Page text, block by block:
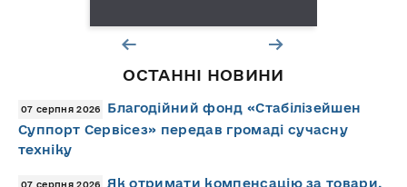
ОСТАННІ НОВИНИ
07 серпня 2026
Благодійний фонд «Стабілізейшен
Суппорт Сервісез» передав громаді сучасну
техніку
07 серпня 2026 Як отримати компенсацію за товари,